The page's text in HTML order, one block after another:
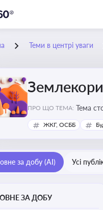
Теми в центрі уваги
ПРО ЩО ТЕМА: Тема
ЖКГ, ОСББ
за добу (AI) Усі
ЗА ДОБУ